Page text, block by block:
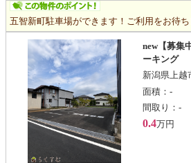
五智新町駐車場ができます！ご利用をお待ち
new【募集
ーキング
新潟県上越
面積： -
間取り： -
0.4万円